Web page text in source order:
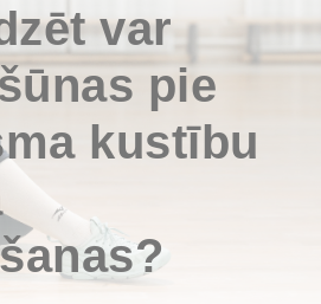
var
pie
kustību